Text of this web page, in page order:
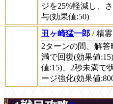
ジを25%軽減し、
与(効果値:50)
丑ヶ崎猛一郎 / 精
2ターンの間、解
満で回復(効果値
値:15)、2秒未満で
ージ強化(効果値